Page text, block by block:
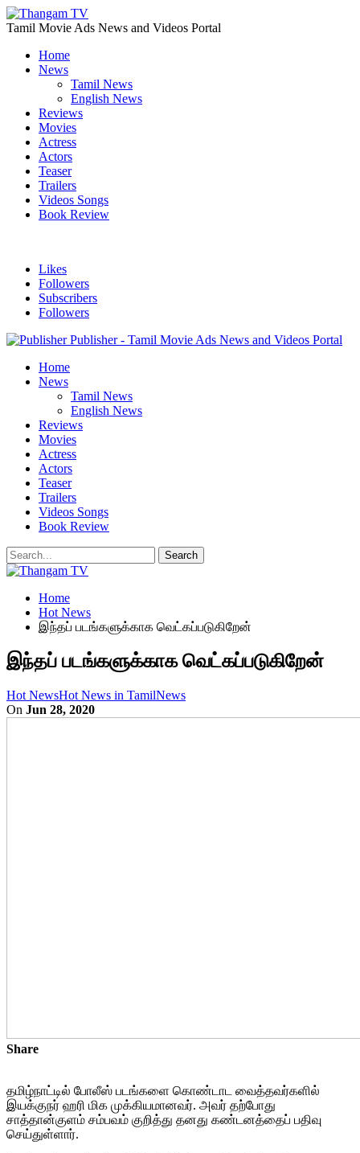
Tamil Movie Ads News and Videos Portal
Home
News
Tamil News
English News
Reviews
Movies
Actress
Actors
Teaser
Trailers
Videos Songs
Book Review
Likes
Followers
Subscribers
Followers
Publisher - Tamil Movie Ads News and Videos Portal
Home
News
Tamil News
English News
Reviews
Movies
Actress
Actors
Teaser
Trailers
Videos Songs
Book Review
Home
Hot News
இந்தப் படங்களுக்காக வெட்கப்படுகிறேன்
இந்தப் படங்களுக்காக வெட்கப்படுகிறேன்
Hot NewsHot News in TamilNews
On Jun 28, 2020
Share
தமிழ்நாட்டில் போலீஸ் படங்களை கொண்டாட வைத்தவர்களில்
இயக்குநர் ஹரி மிக முக்கியமானவர். அவர் தற்போது
சாத்தான்குளம் சம்பவம் குறித்து தனது கண்டனத்தைப் பதிவு
செய்துள்ளார்.